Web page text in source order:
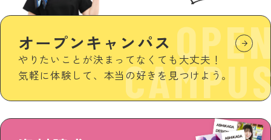
オープンキャンパス
やりたいことが決まってなくても大丈夫！
気軽に体験して、本当の好きを見つけよう。